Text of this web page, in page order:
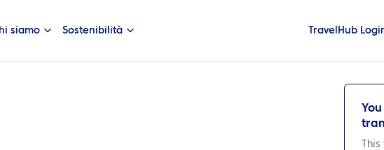
siamo Sostenibilità TravelHub